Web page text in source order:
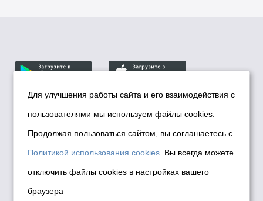
© Департамент информационной политики мэрии
города Новосибирска, 2026
Политика использования Cookies
Политика по обработке персональных
данных в информационных системах
мэрии города Новосибирска
Для улучшения работы сайта и его взаимодействия с
пользователями мы используем файлы cookies.
Продолжая пользоваться сайтом, вы соглашаетесь с
Политикой использования cookies . Вы всегда можете
отключить файлы cookies в настройках вашего
браузера